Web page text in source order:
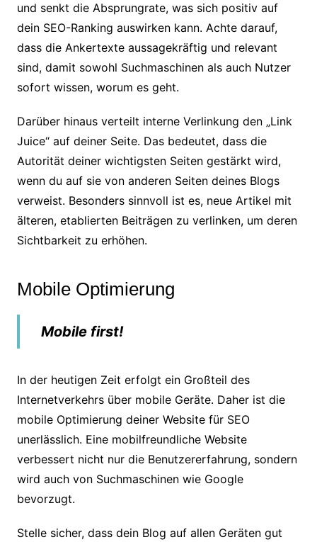
und senkt die Absprungrate, was sich positiv auf
dein SEO-Ranking auswirken kann. Achte darauf,
dass die Ankertexte aussagekräftig und relevant
sind, damit sowohl Suchmaschinen als auch Nutzer
sofort wissen, worum es geht.
Darüber hinaus verteilt interne Verlinkung den „Link
Juice“ auf deiner Seite. Das bedeutet, dass die
Autorität deiner wichtigsten Seiten gestärkt wird,
wenn du auf sie von anderen Seiten deines Blogs
verweist. Besonders sinnvoll ist es, neue Artikel mit
älteren, etablierten Beiträgen zu verlinken, um deren
Sichtbarkeit zu erhöhen.
Mobile Optimierung
Mobile first!
In der heutigen Zeit erfolgt ein Großteil des
Internetverkehrs über mobile Geräte. Daher ist die
mobile Optimierung deiner Website für SEO
unerlässlich. Eine mobilfreundliche Website
verbessert nicht nur die Benutzererfahrung, sondern
wird auch von Suchmaschinen wie Google
bevorzugt.
Stelle sicher, dass dein Blog auf allen Geräten gut